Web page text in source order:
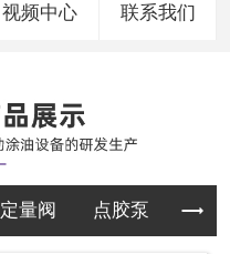
视频中心 联系我们
定量阀 点胶泵 伺服